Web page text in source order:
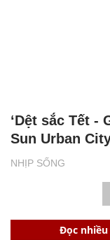
NHỊP SỐNG
‘Dệt sắc Tết -
Sun Urban
Đọc nhiều